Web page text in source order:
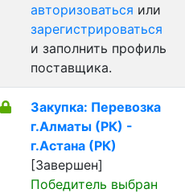
авторизоваться или
зарегистрироваться
и заполнить профиль
поставщика.
Закупка: Перевозка
г.Алматы (РК) -
г.Астана (РК)
[Завершен]
Победитель выбран